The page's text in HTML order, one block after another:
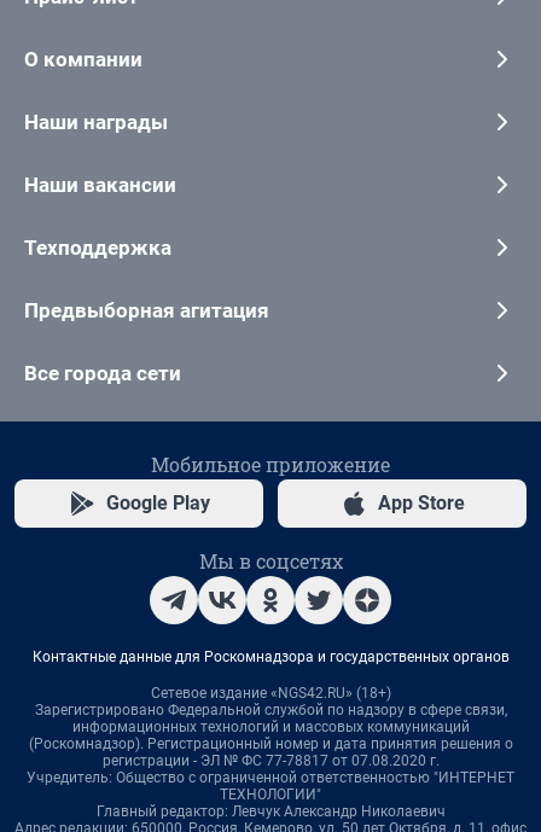
О компании
Наши награды
Наши вакансии
Техподдержка
Предвыборная агитация
Все города сети
Мобильное приложение
Google Play App Store
Мы в соцсетях
Контактные данные для Роскомнадзора и государственных органов
Сетевое издание «NGS42.RU» (18+)
Зарегистрировано Федеральной службой по надзору в сфере связи,
информационных технологий и массовых коммуникаций
(Роскомнадзор). Регистрационный номер и дата принятия решения о
регистрации - ЭЛ № ФС 77-78817 от 07.08.2020 г.
Учредитель: Общество с ограниченной ответственностью "ИНТЕРНЕТ
ТЕХНОЛОГИИ"
Главный редактор: Левчук Александр Николаевич